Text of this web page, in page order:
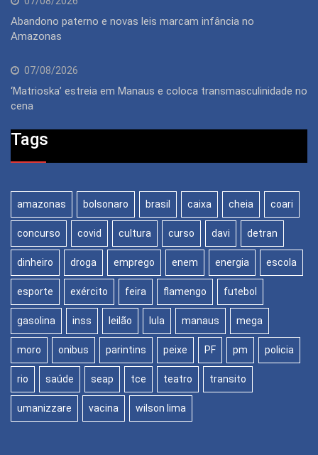
Abandono paterno e novas leis marcam infância no
Amazonas
07/08/2026
‘Matrioska’ estreia em Manaus e coloca transmasculinidade no
cena
Tags
amazonas bolsonaro brasil caixa cheia coari
concurso covid cultura curso davi detran
dinheiro droga emprego enem energia escola
esporte exército feira flamengo futebol
gasolina inss leilão lula manaus mega
moro onibus parintins peixe PF pm policia
rio saúde seap tce teatro transito
umanizzare vacina wilson lima